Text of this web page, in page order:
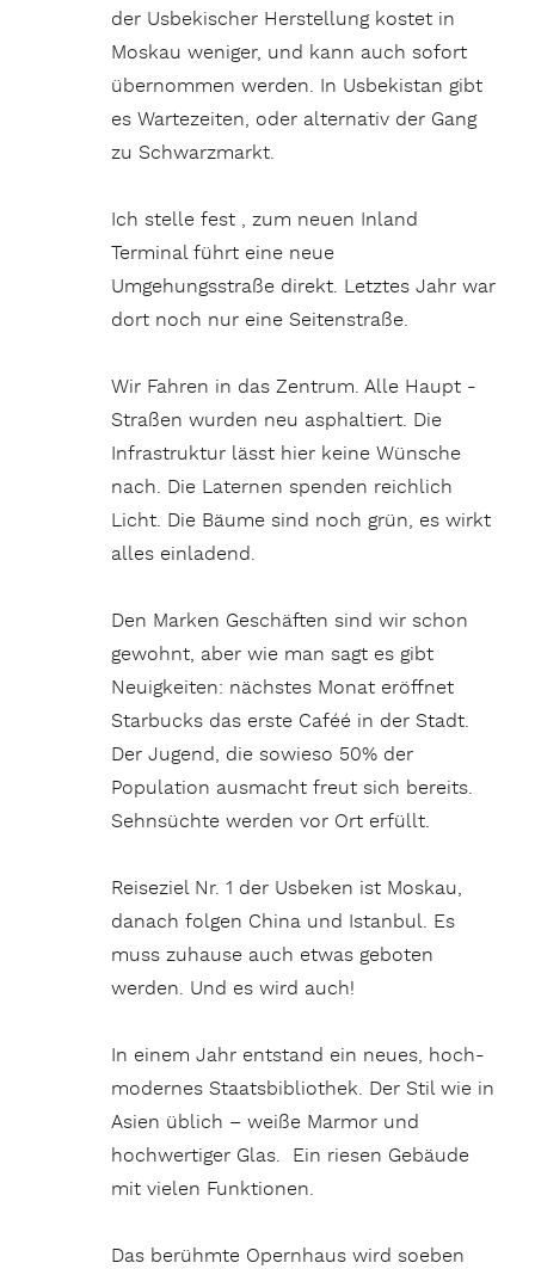
der Usbekischer Herstellung kostet in
Moskau weniger, und kann auch sofort
übernommen werden. In Usbekistan gibt
es Wartezeiten, oder alternativ der Gang
zu Schwarzmarkt.
Ich stelle fest , zum neuen Inland
Terminal führt eine neue
Umgehungsstraße direkt. Letztes Jahr war
dort noch nur eine Seitenstraße.
Wir Fahren in das Zentrum. Alle Haupt -
Straßen wurden neu asphaltiert. Die
Infrastruktur lässt hier keine Wünsche
nach. Die Laternen spenden reichlich
Licht. Die Bäume sind noch grün, es wirkt
alles einladend.
Den Marken Geschäften sind wir schon
gewohnt, aber wie man sagt es gibt
Neuigkeiten: nächstes Monat eröffnet
Starbucks das erste Caféé in der Stadt.
Der Jugend, die sowieso 50% der
Population ausmacht freut sich bereits.
Sehnsüchte werden vor Ort erfüllt.
Reiseziel Nr. 1 der Usbeken ist Moskau,
danach folgen China und Istanbul. Es
muss zuhause auch etwas geboten
werden. Und es wird auch!
In einem Jahr entstand ein neues, hoch-
modernes Staatsbibliothek. Der Stil wie in
Asien üblich – weiße Marmor und
hochwertiger Glas. Ein riesen Gebäude
mit vielen Funktionen.
Das berühmte Opernhaus wird soeben